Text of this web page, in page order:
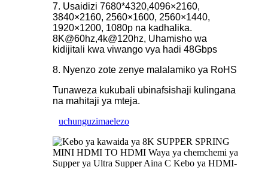
7. Usaidizi 7680*4320,4096×2160,
3840×2160, 2560×1600, 2560×1440,
1920×1200, 1080p na kadhalika.
8K@60hz,4k@120hz, Uhamisho wa
kidijitali kwa viwango vya hadi 48Gbps
8. Nyenzo zote zenye malalamiko ya RoHS
Tunaweza kukubali ubinafsishaji kulingana
na mahitaji ya mteja.
uchunguzimaelezo